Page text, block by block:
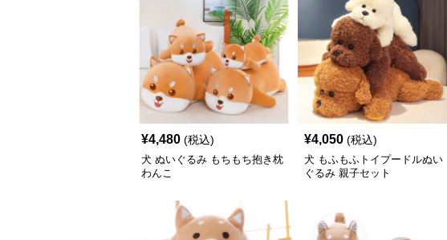
¥4,480 (税込)
犬 ぬいぐるみ もちもち抱き枕
わんこ
¥4,050 (税込)
犬 もふもふトイプードルぬい
ぐるみ 親子セット